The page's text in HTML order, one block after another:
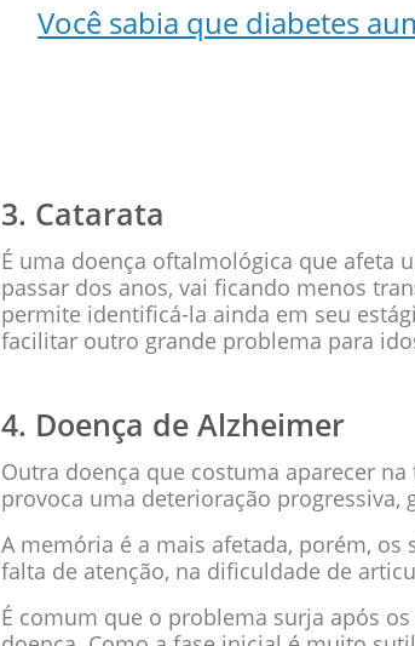
Você sabia que diabetes
3. Catarata
É uma doença oftalmológica que afeta
passar dos anos, vai ficando menos
permite identificá-la ainda em seu
facilitar outro grande problema para
4. Doença de Alzheimer
Outra doença que costuma aparecer
provoca uma deterioração
A memória é a mais afetada, porém,
falta de atenção, na dificuldade de
É comum que o problema surja após